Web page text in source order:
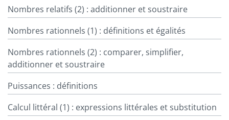
Nombres relatifs (2) : additionner et soustraire
Nombres rationnels (1) : définitions et égalités
Nombres rationnels (2) : comparer, simplifier,
additionner et soustraire
Puissances : définitions
Calcul littéral (1) : expressions littérales et substitution